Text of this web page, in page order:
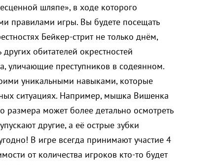
шляпе», в ходе которого
правилами игры. Вы будете посещать
Бейкер-стрит не только днём,
обитателей окрестностей
уличающие преступников в содеянном.
уникальными навыками, которые
ситуациях. Например, мышка Вишенка
размера может более детально осмотреть
другие, а её острые зубки
В игре всегда принимают участие 4
от количества игроков кто-то будет